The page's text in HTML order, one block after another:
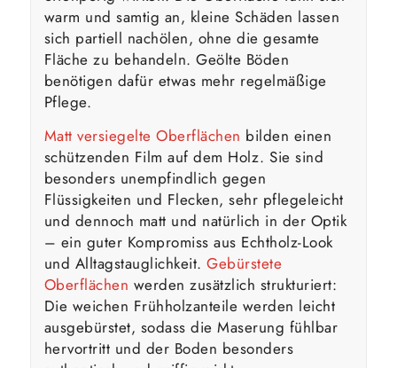
warm und samtig an, kleine Schäden lassen
sich partiell nachölen, ohne die gesamte
Fläche zu behandeln. Geölte Böden
benötigen dafür etwas mehr regelmäßige
Pflege.
Matt versiegelte Oberflächen bilden einen
schützenden Film auf dem Holz. Sie sind
besonders unempfindlich gegen
Flüssigkeiten und Flecken, sehr pflegeleicht
und dennoch matt und natürlich in der Optik
– ein guter Kompromiss aus Echtholz-Look
und Alltagstauglichkeit.Gebürstete
Oberflächen werden zusätzlich strukturiert:
Die weichen Frühholzanteile werden leicht
ausgebürstet, sodass die Maserung fühlbar
hervortritt und der Boden besonders